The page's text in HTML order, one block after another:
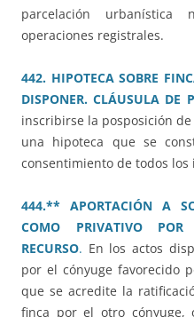
parcelación
operaciones registrales.
442. HIPOTECA SOBRE
DISPONER. CLÁUSULA DE
inscribirse la posposición
una hipoteca que se
consentimiento de todos los
444.** APORTACIÓN A
COMO PRIVATIVO POR
RECURSO. En los actos
por el cónyuge favorecido
que se acredite la
finca por el otro